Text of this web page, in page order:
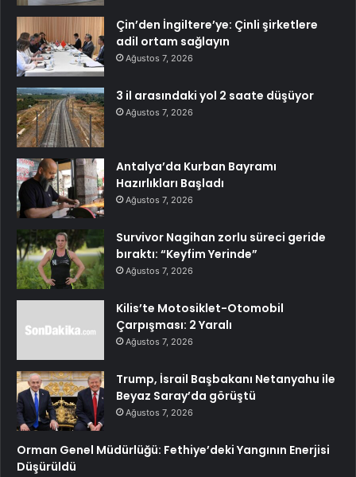
Çin’den İngiltere’ye: Çinli şirketlere
adil ortam sağlayın
Ağustos 7, 2026
3 il arasındaki yol 2 saate düşüyor
Ağustos 7, 2026
Antalya’da Kurban Bayramı
Hazırlıkları Başladı
Ağustos 7, 2026
Survivor Nagihan zorlu süreci geride
bıraktı: “Keyfim Yerinde”
Ağustos 7, 2026
Kilis’te Motosiklet-Otomobil
Çarpışması: 2 Yaralı
Ağustos 7, 2026
Trump, İsrail Başbakanı Netanyahu ile
Beyaz Saray’da görüştü
Ağustos 7, 2026
Orman Genel Müdürlüğü: Fethiye’deki Yangının Enerjisi
Düşürüldü